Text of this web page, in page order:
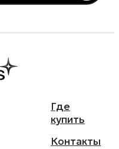
Где
купить
Контакты